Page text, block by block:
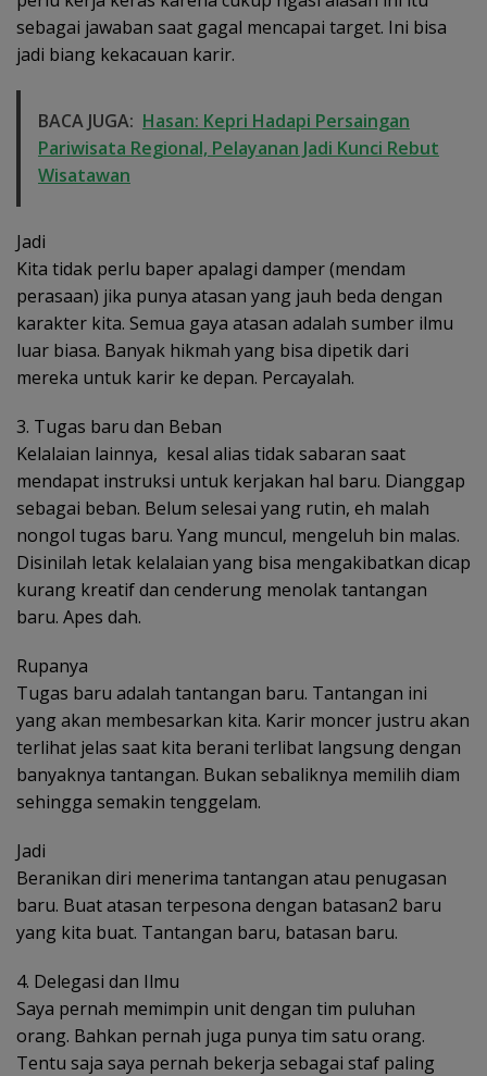
sebagai jawaban saat gagal mencapai target. Ini bisa
jadi biang kekacauan karir.
BACA JUGA: Hasan: Kepri Hadapi Persaingan
Pariwisata Regional, Pelayanan Jadi Kunci Rebut
Wisatawan
Jadi
Kita tidak perlu baper apalagi damper (mendam
perasaan) jika punya atasan yang jauh beda dengan
karakter kita. Semua gaya atasan adalah sumber ilmu
luar biasa. Banyak hikmah yang bisa dipetik dari
mereka untuk karir ke depan. Percayalah.
3. Tugas baru dan Beban
Kelalaian lainnya, kesal alias tidak sabaran saat
mendapat instruksi untuk kerjakan hal baru. Dianggap
sebagai beban. Belum selesai yang rutin, eh malah
nongol tugas baru. Yang muncul, mengeluh bin malas.
Disinilah letak kelalaian yang bisa mengakibatkan dicap
kurang kreatif dan cenderung menolak tantangan
baru. Apes dah.
Rupanya
Tugas baru adalah tantangan baru. Tantangan ini
yang akan membesarkan kita. Karir moncer justru akan
terlihat jelas saat kita berani terlibat langsung dengan
banyaknya tantangan. Bukan sebaliknya memilih diam
sehingga semakin tenggelam.
Jadi
Beranikan diri menerima tantangan atau penugasan
baru. Buat atasan terpesona dengan batasan2 baru
yang kita buat. Tantangan baru, batasan baru.
4. Delegasi dan Ilmu
Saya pernah memimpin unit dengan tim puluhan
orang. Bahkan pernah juga punya tim satu orang.
Tentu saja saya pernah bekerja sebagai staf paling